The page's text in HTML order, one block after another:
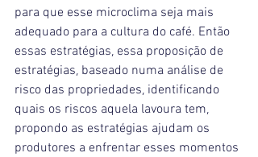
para que esse microclima seja mais
adequado para a cultura do café. Então
essas estratégias, essa proposição de
estratégias, baseado numa análise de
risco das propriedades, identificando
quais os riscos aquela lavoura tem,
propondo as estratégias ajudam os
produtores a enfrentar esses momentos